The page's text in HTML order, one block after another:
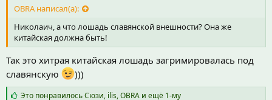
OBRA написал(а):
Николаич, а что лошадь славянской внешности? Она же
китайская должна быть!
Так это хитрая китайская лошадь загримировалась под
славянскую
)))
С
Это понравилосьСюзи, ilis,OBRAи ещё 1-му